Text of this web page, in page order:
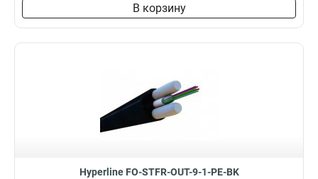
В корзину
Hyperline FO-STFR-OUT-9-1-PE-BK